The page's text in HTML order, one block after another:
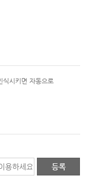
식시키면 자동으로